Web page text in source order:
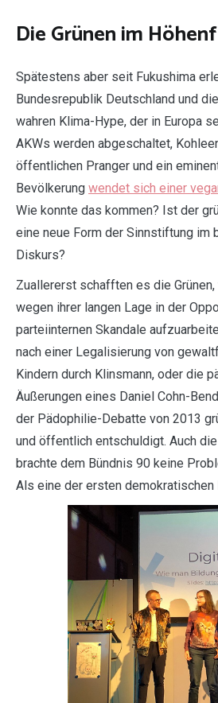
Die Grünen im
Spätestens aber seit Fukushima
Bundesrepublik Deutschland und
wahren Klima-Hype, der in Europa
AKWs werden abgeschaltet,
öffentlichen Pranger und ein
Bevölkerung wendet sich einer
Wie konnte das kommen? Ist der
eine neue Form der Sinnstiftung im
Diskurs?
Zuallererst schafften es die
wegen ihrer langen Lage in der
parteiinternen Skandale
nach einer Legalisierung von
Kindern durch Klinsmann, oder die
Äußerungen eines Daniel Cohn-
der Pädophilie-Debatte von 2013
und öffentlich entschuldigt. Auch
brachte dem Bündnis 90 keine
Als eine der ersten